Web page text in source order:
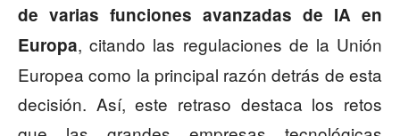
de varias funciones avanzadas de IA en
Europa, citando las regulaciones de la Unión
Europea como la principal razón detrás de esta
decisión. Así, este retraso destaca los retos